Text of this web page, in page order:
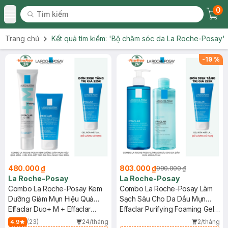
Toggle Menu
Tìm kiếm
Tìm kiếm
0
Trang chủ Kết quả tìm kiếm: 'Bộ chăm sóc da La Roche-Posay'
480.000 ₫
La Roche-Posay
Combo La Roche-Posay Kem
Dưỡng Giảm Mụn Hiệu Quả
40ml + Gel Rửa Mặt Cho Da
Dầu, Nhạy Cảm 50ml
Effaclar Duo+ M + Effaclar
Purifying Foaming Gel For Oily
4.9 (23) 24/tháng
-19 %
803.000 ₫990.000 ₫
La Roche-Posay
Combo La Roche-Posay Làm
Sạch Sâu Cho Da Dầu Mụn
400ml/Chai
Effaclar Purifying Foaming Gel
400ml + Micellar Water Ultra2/tháng